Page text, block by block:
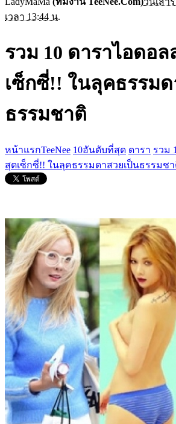
เวลา 13:44 น.
รวม 10 ดาราไอดอ
เซ็กซี่!! ในลุคธรรม
ธรรมชาติ
หน้าแรกTeeNee 10อันดับที่สุด ดารา รวม
สุดเซ็กซี่!! ในลุคธรรมดาสวยเป็นธรรมช